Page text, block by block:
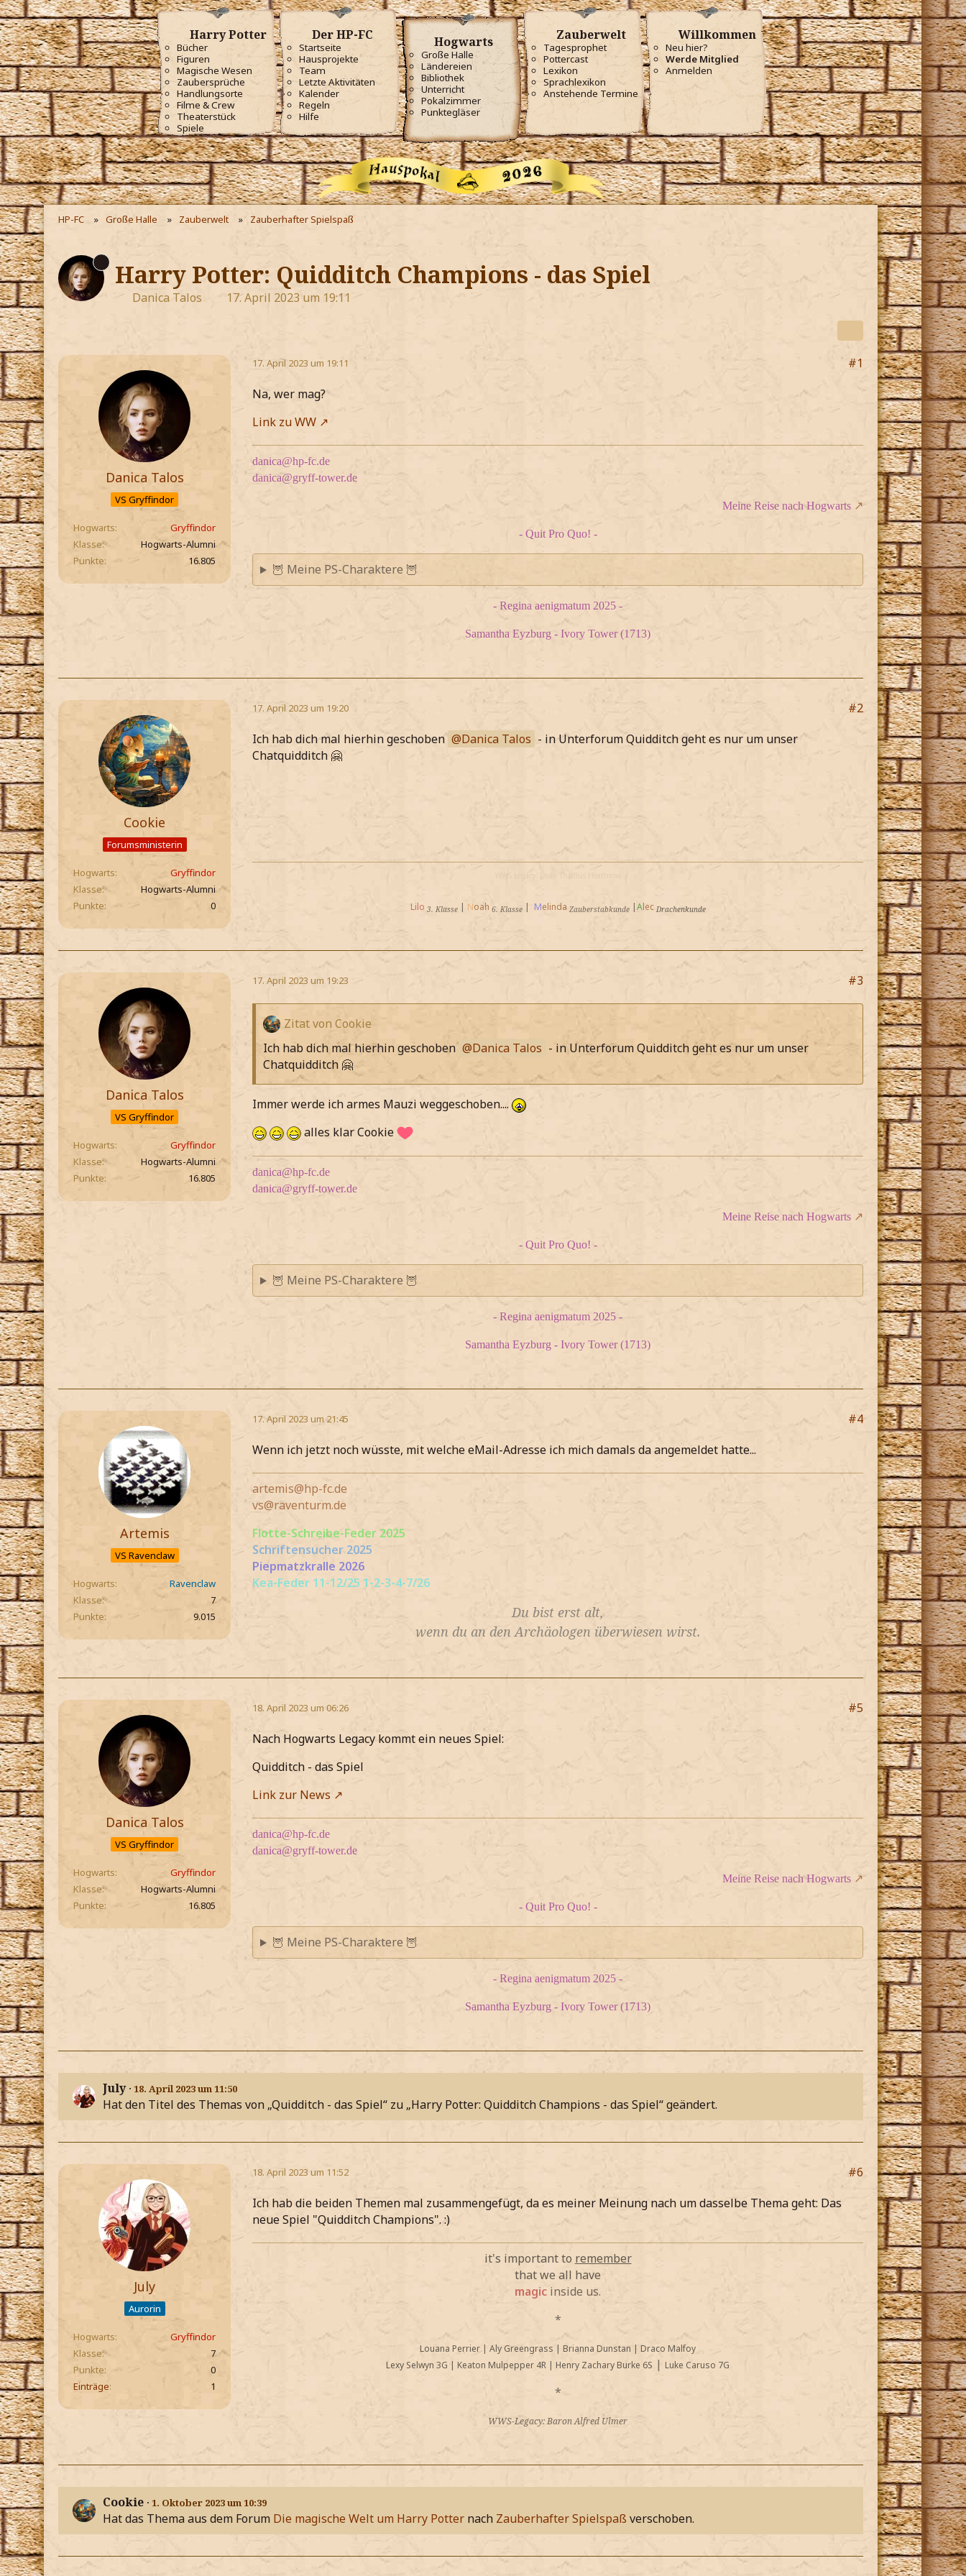
Harry Potter
Bücher
Figuren
Magische Wesen
Zaubersprüche
Handlungsorte
Filme & Crew
Theaterstück
Spiele
Der HP-FC
Startseite
Hausprojekte
Team
Letzte Aktivitäten
Kalender
Regeln
Hilfe
Hogwarts
Große Halle
Ländereien
Bibliothek
Unterricht
Pokalzimmer
Punktegläser
Zauberwelt
Tagesprophet
Pottercast
Lexikon
Sprachlexikon
Anstehende Termine
Willkommen
Neu hier?
Werde Mitglied
Anmelden
HP-FC Große Halle Zauberwelt Zauberhafter Spielspaß
Harry Potter: Quidditch Champions - das Spiel
Danica Talos 17. April 2023 um 19:11
Danica Talos
VS Gryffindor
Hogwarts
Gryffindor
Klasse
Hogwarts-Alumni
Punkte
16.805
17. April 2023 um 19:11
#1
Na, wer mag?
Link zu WW
danica@hp-fc.de
danica@gryff-tower.de
Meine Reise nach Hogwarts
- Quit Pro Quo! -
🦉 Meine PS-Charaktere 🦉
- Regina aenigmatum 2025 -
Samantha Eyzburg - Ivory Tower (1713)
Cookie
Forumsministerin
Hogwarts
Gryffindor
Klasse
Hogwarts-Alumni
Punkte
0
17. April 2023 um 19:20
#2
Ich hab dich mal hierhin geschoben
Danica Talos - in Unterforum Quidditch geht es nur um unser
Chatquidditch 🤗
Lilo 3. Klasse| Noah 6. Klasse| Melinda Zauberstabkunde|Alec Drachenkunde
Danica Talos
VS Gryffindor
Hogwarts
Gryffindor
Klasse
Hogwarts-Alumni
Punkte
16.805
17. April 2023 um 19:23 #3
Zitat von Cookie
Ich hab dich mal hierhin geschoben
Danica Talos - in Unterforum Quidditch geht es nur um unser
Chatquidditch 🤗
Immer werde ich armes Mauzi weggeschoben....
alles klar Cookie
danica@hp-fc.de
danica@gryff-tower.de
Meine Reise nach Hogwarts
- Quit Pro Quo! -
🦉 Meine PS-Charaktere 🦉
- Regina aenigmatum 2025 -
Samantha Eyzburg - Ivory Tower (1713)
Artemis
VS Ravenclaw
Hogwarts
Ravenclaw
Klasse
7
Punkte
9.015
17. April 2023 um 21:45
#4
Wenn ich jetzt noch wüsste, mit welche eMail-Adresse ich mich damals da angemeldet hatte...
artemis@hp-fc.de
vs@raventurm.de
Flotte-Schreibe-Feder 2025
Schriftensucher 2025
Piepmatzkralle 2026
Kea-Feder 11-12/25 1-2-3-4-7/26
Du bist erst alt,
wenn du an den Archäologen überwiesen wirst.
Danica Talos
VS Gryffindor
Hogwarts
Gryffindor
Klasse
Hogwarts-Alumni
Punkte
16.805
18. April 2023 um 06:26
#5
Nach Hogwarts Legacy kommt ein neues Spiel:
Quidditch - das Spiel
Link zur News
danica@hp-fc.de
danica@gryff-tower.de
Meine Reise nach Hogwarts
- Quit Pro Quo! -
🦉 Meine PS-Charaktere 🦉
- Regina aenigmatum 2025 -
Samantha Eyzburg - Ivory Tower (1713)
July 18. April 2023 um 11:50
Hat den Titel des Themas von „Quidditch - das Spiel“ zu „Harry Potter: Quidditch Champions - das Spiel“ geändert.
July
Aurorin
Hogwarts
Gryffindor
Klasse
7
Punkte
0
Einträge
1
18. April 2023 um 11:52
#6
Ich hab die beiden Themen mal zusammengefügt, da es meiner Meinung nach um dasselbe Thema geht: Das
neue Spiel "Quidditch Champions". :)
it's important to remember
that we all have
magic inside us.
*
Louana Perrier| Aly Greengrass | Brianna Dunstan | Draco Malfoy
Lexy Selwyn 3G | Keaton Mulpepper 4R | Henry Zachary Burke 6S | Luke Caruso 7G
*
WWS-Legacy: Baron Alfred Ulmer
Cookie 1. Oktober 2023 um 10:39
Hat das Thema aus dem Forum Die magische Welt um Harry Potter nach Zauberhafter Spielspaß verschoben.